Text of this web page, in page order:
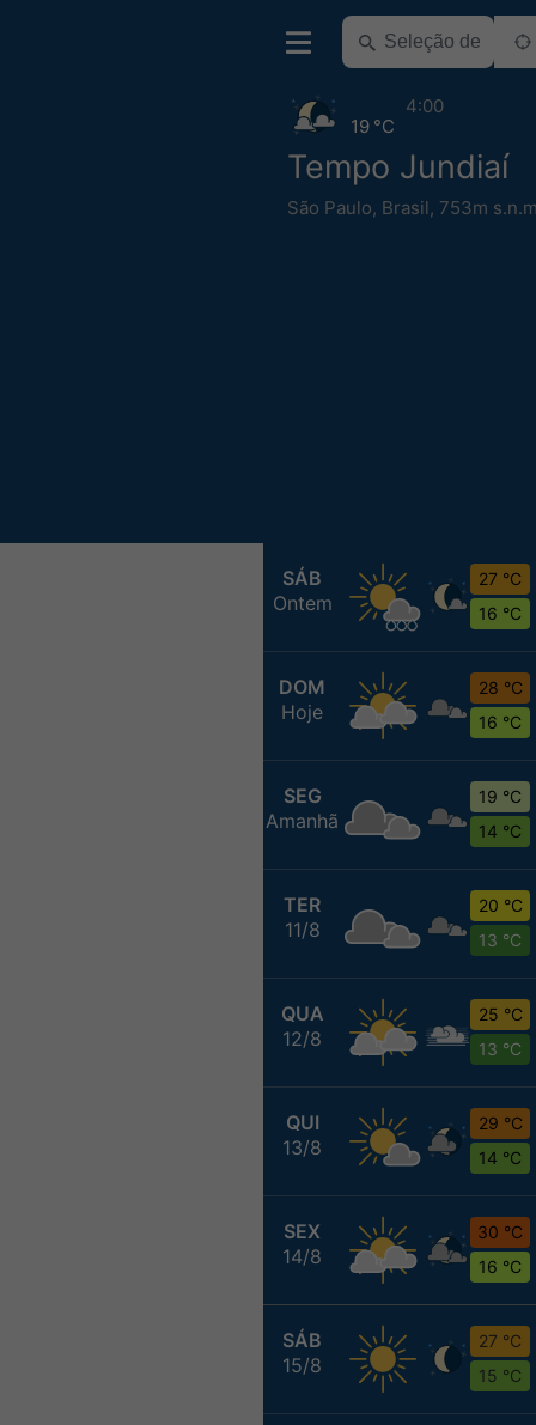
Tempo Jundiaí
São Paulo, Brasil, 753m
19 °C
4:00
SÁB
Ontem
27 °C
16 °C
DOM
Hoje
28 °C
16 °C
SEG
Amanhã
19 °C
14 °C
TER
11/8
20 °C
13 °C
QUA
12/8
25 °C
13 °C
QUI
13/8
29 °C
14 °C
SEX
14/8
30 °C
16 °C
SÁB
15/8
27 °C
15 °C